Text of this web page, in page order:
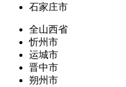
石家庄市
全山西省
忻州市
运城市
晋中市
朔州市